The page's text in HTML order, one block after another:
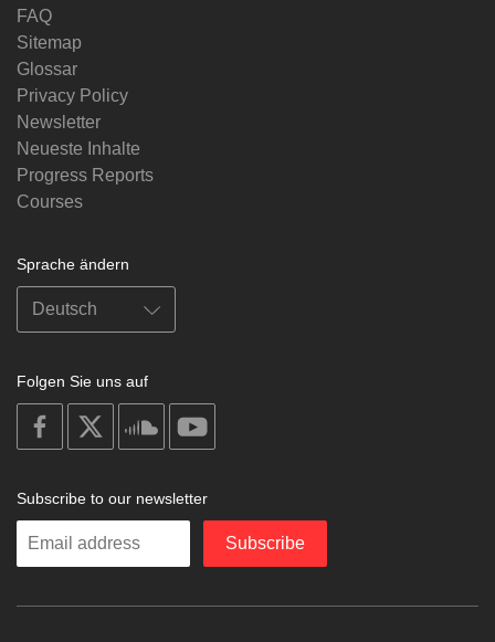
FAQ
Sitemap
Glossar
Privacy Policy
Newsletter
Neueste Inhalte
Progress Reports
Courses
Sprache ändern
Folgen Sie uns auf
on
facebook
soundcloud
Subscribe to our newsletter
Enter
Subscribe